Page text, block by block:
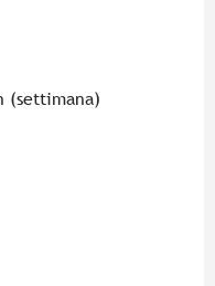
(settimana)